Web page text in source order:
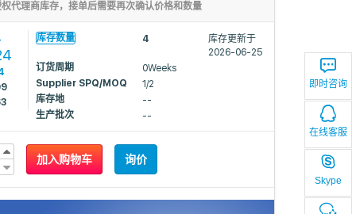
即时咨询
在线客服
Skype
代理商库存，接单后需要再次确认价格和数量
库存数量 4
库存更新于
2026-06-25
订货周期
0Weeks
Supplier SPQ/MOQ
1/2
库存地
--
生产批次
--
加入购物车 询价